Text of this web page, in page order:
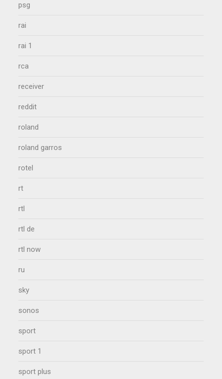
psg
rai
rai 1
rca
receiver
reddit
roland
roland garros
rotel
rt
rtl
rtl de
rtl now
ru
sky
sonos
sport
sport 1
sport plus